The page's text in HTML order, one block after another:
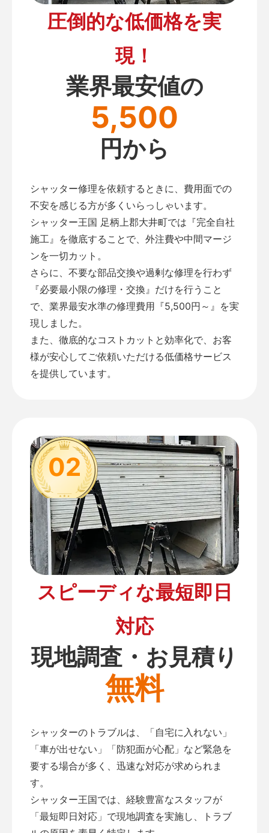
圧倒的な低価格を実
現！
業界最安値の
5,500
円から
シャッター修理を依頼するときに、費用面での
不安を感じる方が多くいらっしゃいます。
シャッター王国 足柄上郡大井町では『完全自社
施工』を徹底することで、外注費や中間マージ
ンを一切カット。
さらに、不要な部品交換や過剰な修理を行わず
『必要最小限の修理・交換』だけを行うこと
で、業界最安水準の修理費用『5,500円～』を実
現しました。
また、徹底的なコストカットと効率化で、お客
様が安心してご依頼いただける低価格サービス
を提供しています。
02
スピーディな最短即日
対応
現地調査・お見積り
無料
シャッターのトラブルは、「自宅に入れない」
「車が出せない」「防犯面が心配」など緊急を
要する場合が多く、迅速な対応が求められま
す。
シャッター王国では、経験豊富なスタッフが
「最短即日対応」で現地調査を実施し、トラブ